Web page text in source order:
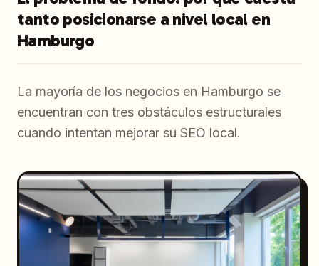
tanto posicionarse a nivel local en
Hamburgo
La mayoría de los negocios en Hamburgo se
encuentran con tres obstáculos estructurales
cuando intentan mejorar su SEO local.